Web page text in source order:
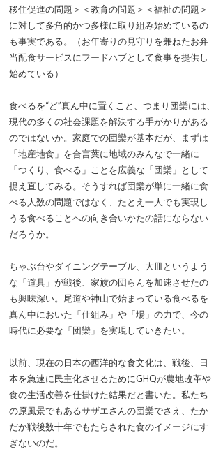
移住促進の問題＞＜教育の問題＞＜福祉の問題＞
に対して多角的かつ多様に取り組み始めているの
も事実である。（お年寄りの見守りを兼ねたお弁
当配食サービスにフードハブとして食事を提供し
始めている）
食べるを“ど”真ん中に置くこと、つまり団欒には、
現代の多くの社会課題を解決する手がかりがある
のではないか。家庭での団欒が基本だが、まずは
「地産地食」を合言葉に地域のみんなで一緒に
「つくり、食べる」ことを広義な「団欒」として
捉え直してみる。そうすれば団欒が単に一緒に食
べる人数の問題ではなく、たとえ一人でも実現し
うる食べることへの向き合いかたの話にならない
だろうか。
ちゃぶ台やダイニングテーブル、大皿というよう
な「道具」が戦後、家族の団らんを加速させたの
も興味深い。尾道や神山で始まっている食べるを
真ん中においた「仕組み」や「場」の力で、今の
時代に必要な「団欒」を実現していきたい。
以前、現在の日本の西洋的な食文化は、戦後、日
本を急速に民主化させるためにGHQが農地改革や
食の生活改善を仕掛けた結果だと書いた。私たち
の原風景でもあるサザエさんの団欒でさえ、たか
だか戦後数十年でもたらされた食のイメージにす
ぎないのだ。